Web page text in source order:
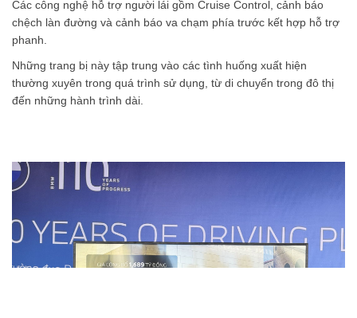
Các công nghệ hỗ trợ người lái gồm Cruise Control, cảnh báo
chệch làn đường và cảnh báo va chạm phía trước kết hợp hỗ trợ
phanh.
Những trang bị này tập trung vào các tình huống xuất hiện
thường xuyên trong quá trình sử dụng, từ di chuyển trong đô thị
đến những hành trình dài.